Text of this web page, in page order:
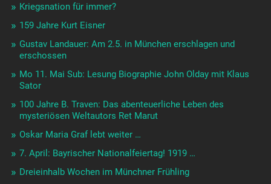
Kriegsnation für immer?
159 Jahre Kurt Eisner
Gustav Landauer: Am 2.5. in München erschlagen und
erschossen
Mo 11. Mai Sub: Lesung Biographie John Olday mit Klaus
Sator
100 Jahre B. Traven: Das abenteuerliche Leben des
mysteriösen Weltautors Ret Marut
Oskar Maria Graf lebt weiter …
7. April: Bayrischer Nationalfeiertag! 1919 …
Dreieinhalb Wochen im Münchner Frühling